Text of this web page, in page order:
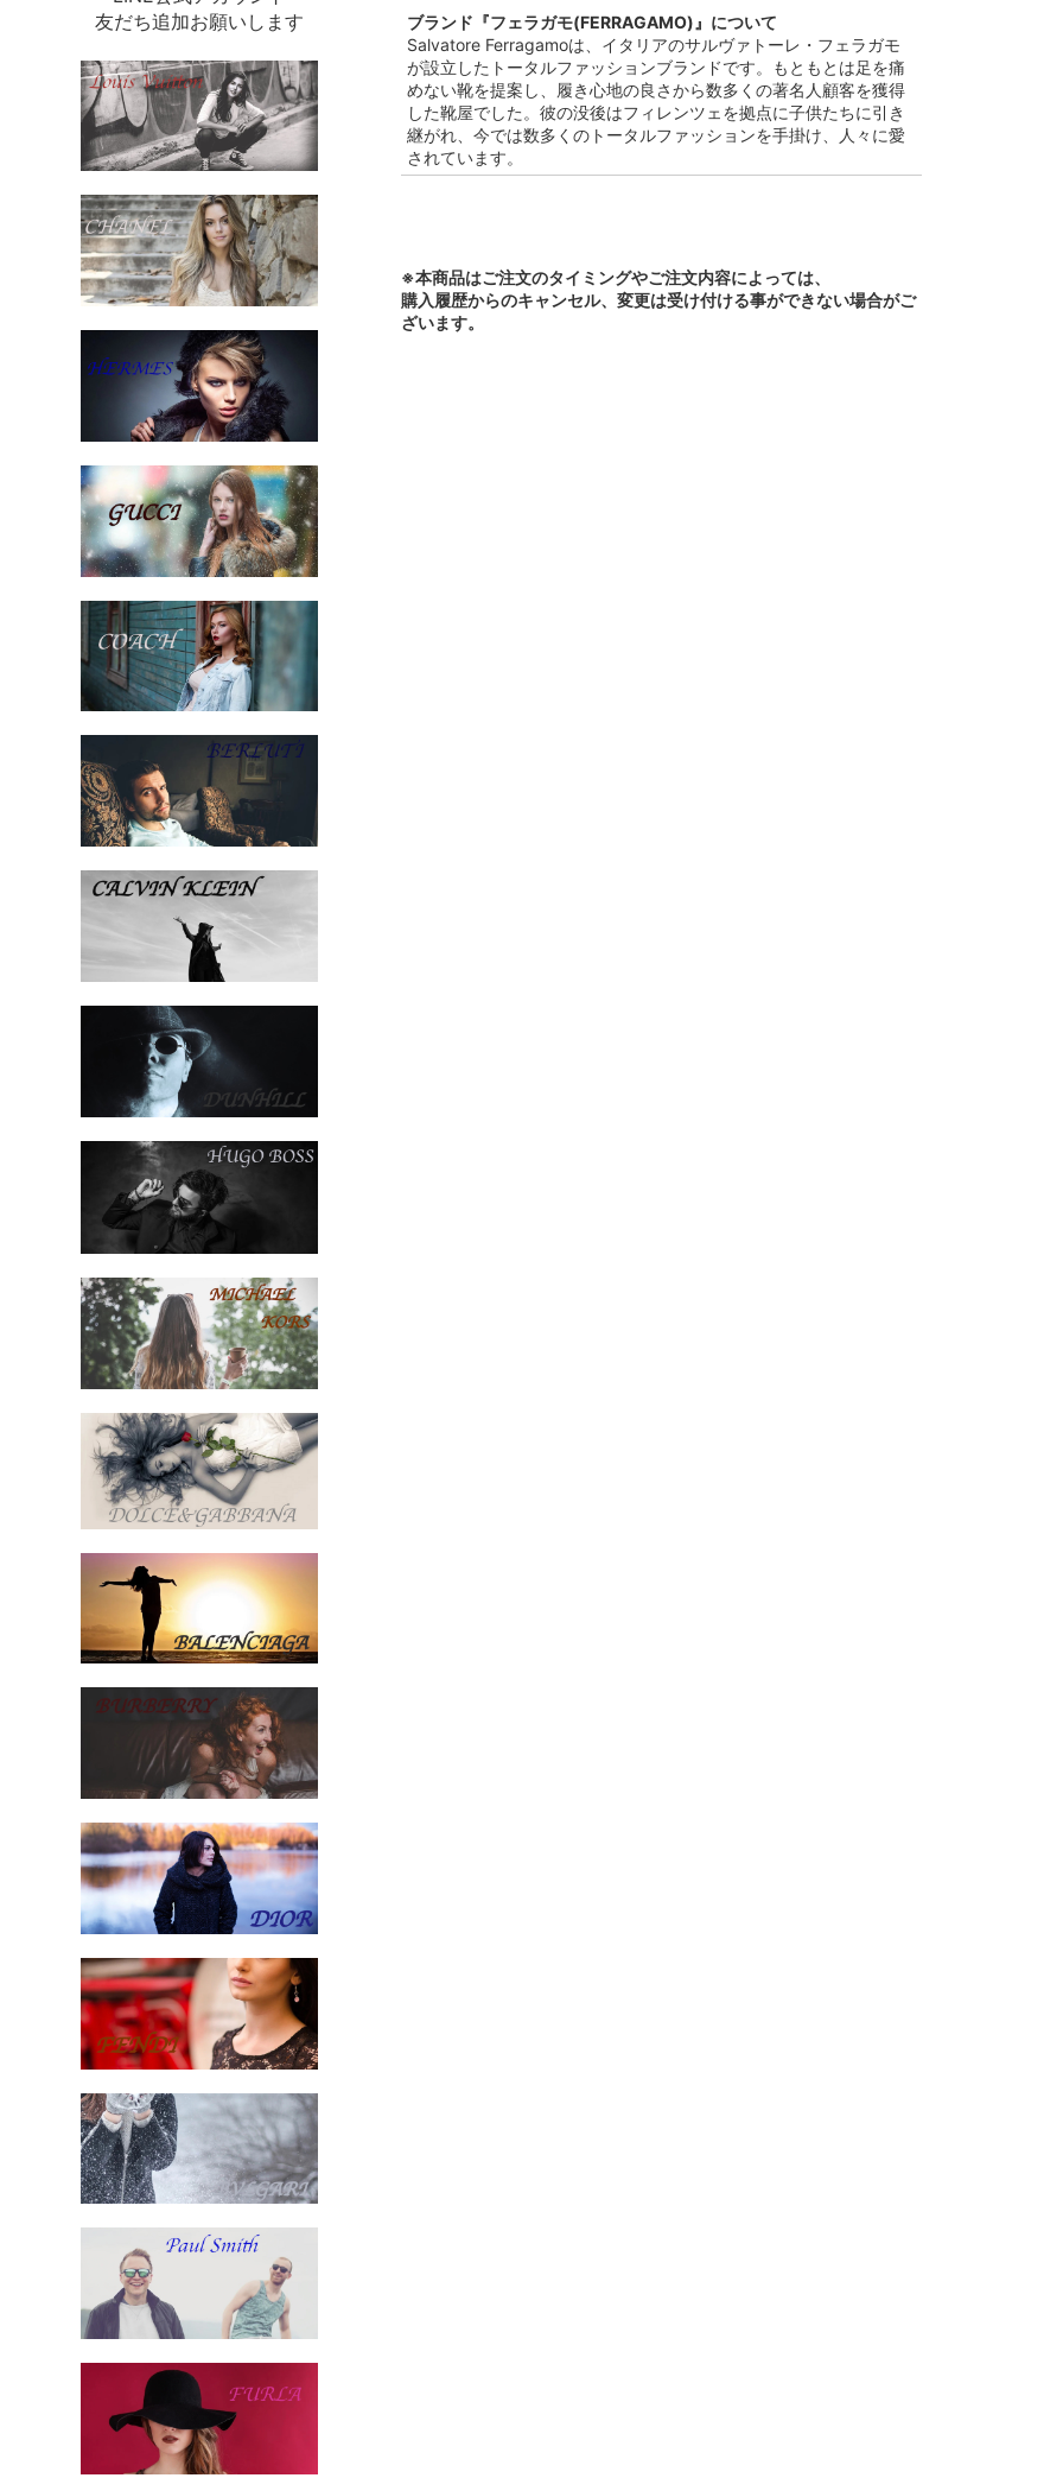
友だち追加お願いします
ブランド『フェラガモ(FERRAGAMO)』について
Salvatore Ferragamoは、イタリアのサルヴァトーレ・フェラガモ
が設立したトータルファッションブランドです。もともとは足を痛
めない靴を提案し、履き心地の良さから数多くの著名人顧客を獲得
した靴屋でした。彼の没後はフィレンツェを拠点に子供たちに引き
継がれ、今では数多くのトータルファッションを手掛け、人々に愛
されています。
※本商品はご注文のタイミングやご注文内容によっては、
購入履歴からのキャンセル、変更は受け付ける事ができない場合がご
ざいます。